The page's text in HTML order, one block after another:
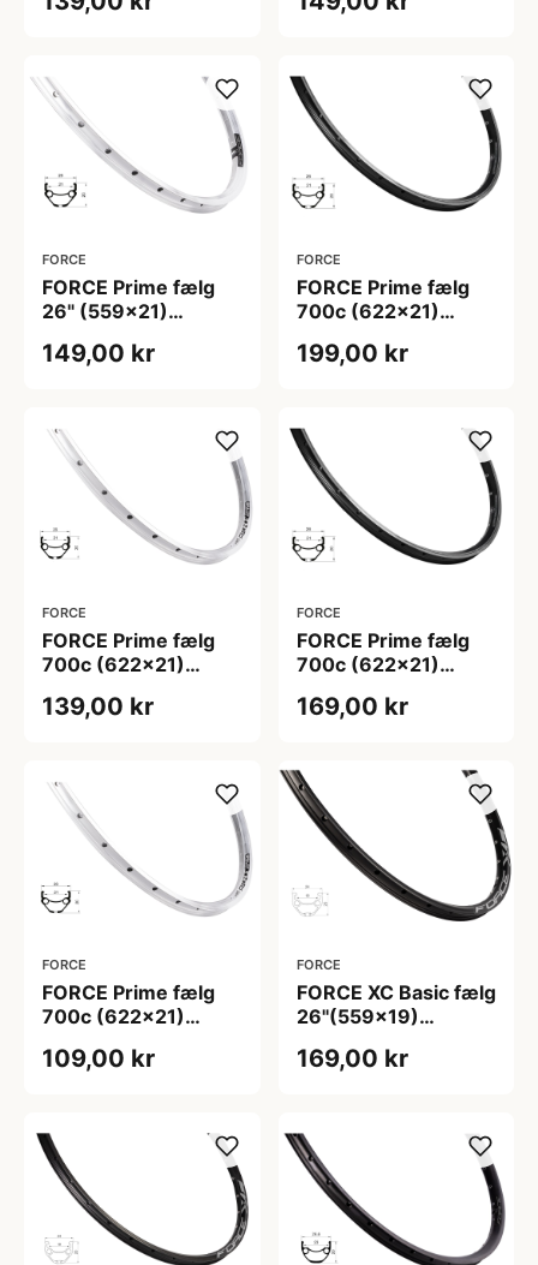
huller - Fælgbremse
huller - Fælgbremse
FORCE
FORCE Prime fælg
26" (559x21)
huller - Fælgbremse
149,00 kr
FORCE
FORCE Prime fælg
700c (622x21)
huller - Fælgbremse
199,00 kr
FORCE
FORCE Prime fælg
700c (622x21)
huller - Fælgbremse
139,00 kr
FORCE
FORCE Prime fælg
700c (622x21)
huller - Fælgbremse
169,00 kr
FORCE
FORCE Prime fælg
700c (622x21)
huller - Fælgbremse
109,00 kr
FORCE
FORCE XC Basic fælg
26"(559x19)
huller - Skivebremse
169,00 kr